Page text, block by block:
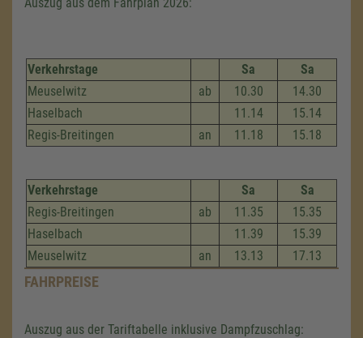
Verkehrstage Sa
Sa
Meuselwitz
ab 10.30
14.30
Haselbach
11.14
15.14
Regis-Breitingen
an 11.18 15.18
Verkehrstage Sa
Sa
Regis-Breitingen
ab 11.35
15.35
Haselbach
11.39
15.39
Meuselwitz
an 13.13 17.13
FAHRPREISE
Auszug aus der Tariftabelle inklusive Dampfzuschlag: